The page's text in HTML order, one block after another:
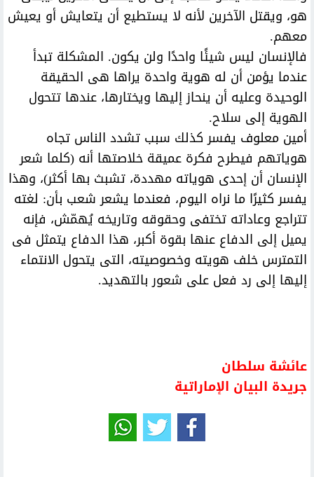
هو، ويقتل الآخرين لأنه لا يستطيع أن يتعايش أو يعيش
معهم.
فالإنسان ليس شيئًا واحدًا ولن يكون. المشكلة تبدأ
عندما يؤمن أن له هوية واحدة يراها هى الحقيقة
الوحيدة وعليه أن ينحاز إليها ويختارها، عندها تتحول
الهوية إلى سلاح.
أمين معلوف يفسر كذلك سبب تشدد الناس تجاه
هوياتهم فيطرح فكرة عميقة خلاصتها أنه (كلما شعر
الإنسان أن إحدى هوياته مهددة، تشبث بها أكثر)، وهذا
يفسر كثيرًا ما نراه اليوم، فعندما يشعر شعب بأن: لغته
تتراجع وعاداته تختفى وحقوقه وتاريخه يُهمّش، فإنه
يميل إلى الدفاع عنها بقوة أكبر، هذا الدفاع يتمثل فى
التمترس خلف هويته وخصوصيته، التى يتحول الانتماء
إليها إلى رد فعل على شعور بالتهديد.
عائشة سلطان
جريدة البيان الإماراتية